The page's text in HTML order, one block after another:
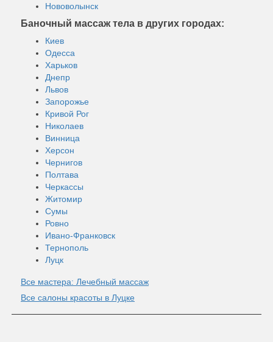
Нововолынск
Баночный массаж тела в других городах:
Киев
Одесса
Харьков
Днепр
Львов
Запорожье
Кривой Рог
Николаев
Винница
Херсон
Чернигов
Полтава
Черкассы
Житомир
Сумы
Ровно
Ивано-Франковск
Тернополь
Луцк
Все мастера: Лечебный массаж
Все салоны красоты в Луцке